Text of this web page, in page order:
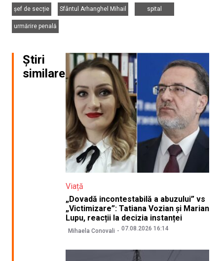
șef de secție
Sfântul Arhanghel Mihail
spital
urmărire penală
Știri
similare
Viață
„Dovadă incontestabilă a abuzului” vs
„Victimizare”: Tatiana Vozian și Marian
Lupu, reacții la decizia instanței
Mihaela Conovali 07.08.2026 16:14